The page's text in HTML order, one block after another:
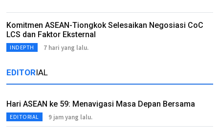
Komitmen ASEAN-Tiongkok Selesaikan Negosiasi CoC
LCS dan Faktor Eksternal
INDEPTH 7 hari yang lalu.
EDITORIAL
Hari ASEAN ke 59: Menavigasi Masa Depan Bersama
EDITORIAL 9 jam yang lalu.